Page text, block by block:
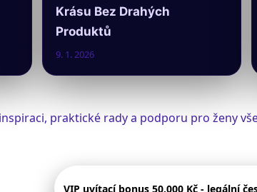
Krásu Bez Drahých
Produktů
9. 1. 2026
praktické rady a podporu pro ženy
VIP uvítací bonus 50.000 Kč - legální